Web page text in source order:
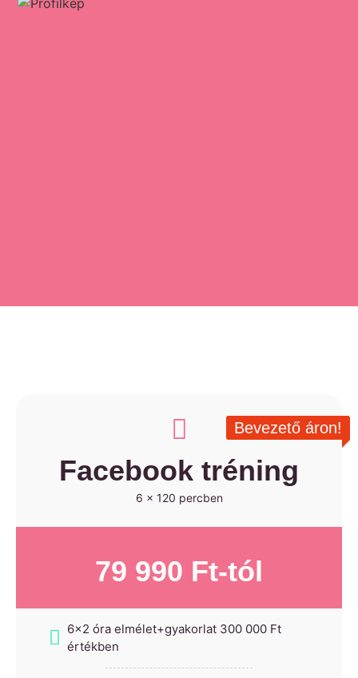
Facebook tréning
6 x 120 percben
79 990 Ft-tól
6x2 óra elmélet+gyakorlat 300 000 Ft
értékben
Bevezető áron!